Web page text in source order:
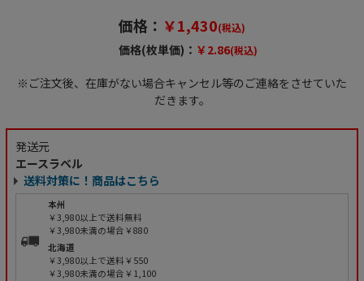
価格： ￥1,430(税込)
価格(枚単価)： ￥2.86(税込)
※ご注文後、在庫がない場合キャンセル等のご連絡をさせていた
だきます。
発送元
エースラベル
送料対策に！商品はこちら
本州
￥3,980以上で送料無料
￥3,980未満の場合￥880
北海道
￥3,980以上で送料￥550
￥3,980未満の場合￥1,100